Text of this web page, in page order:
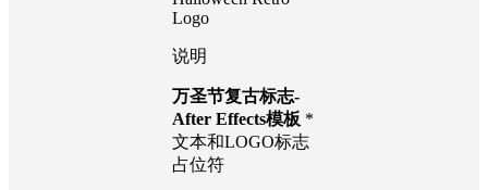
说明
万圣节复古标志-
After Effects模板 *
文本和LOGO标志
占位符